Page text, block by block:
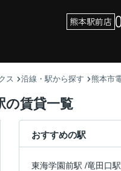
熊本駅前店
ス 沿線・駅から探す 熊本市
の賃貸一覧
おすすめの駅
東海学園前駅 /竜田口駅